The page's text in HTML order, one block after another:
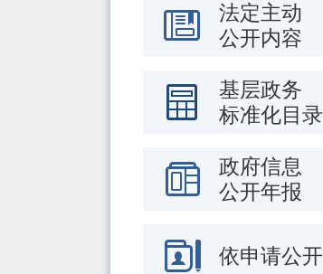
法定主动
公开内容
基层政务
标准化目录
政府信息
公开年报
依申请公开